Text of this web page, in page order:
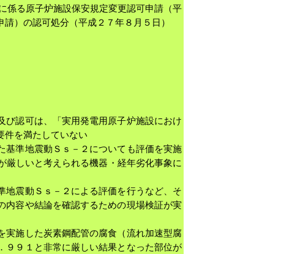
る原子炉施設保安規定変更認可申請（平
）の認可処分（平成２７年８月５日）
び認可は、「実用発電用原子炉施設におけ
件を満たしていない
基準地震動Ｓｓ－２についても評価を実施
しいと考えられる機器・経年劣化事象に
地震動Ｓｓ－２による評価を行うなど、そ
内容や結論を確認するための現場検証が実
実施した炭素鋼配管の腐食（流れ加速型腐
９９１と非常に厳しい結果となった部位が